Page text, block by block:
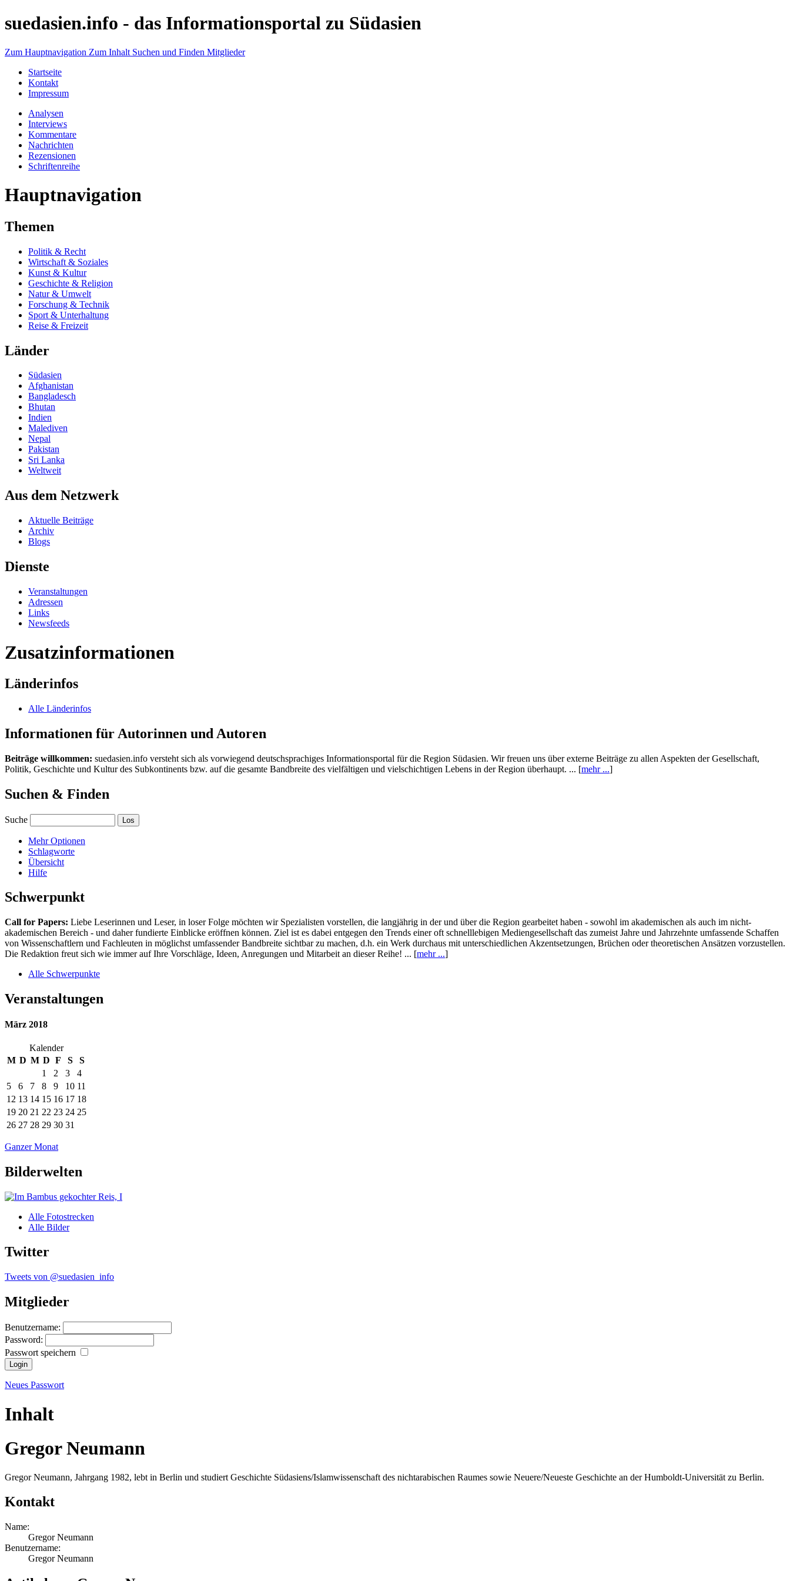
suedasien.info - das Informationsportal zu Südasien
Zum Hauptnavigation Zum Inhalt Suchen und Finden Mitglieder
Startseite
Kontakt
Impressum
Analysen
Interviews
Kommentare
Nachrichten
Rezensionen
Schriftenreihe
Hauptnavigation
Themen
Politik & Recht
Wirtschaft & Soziales
Kunst & Kultur
Geschichte & Religion
Natur & Umwelt
Forschung & Technik
Sport & Unterhaltung
Reise & Freizeit
Länder
Südasien
Afghanistan
Bangladesch
Bhutan
Indien
Malediven
Nepal
Pakistan
Sri Lanka
Weltweit
Aus dem Netzwerk
Aktuelle Beiträge
Archiv
Blogs
Dienste
Veranstaltungen
Adressen
Links
Newsfeeds
Zusatzinformationen
Länderinfos
Alle Länderinfos
Informationen für Autorinnen und Autoren
Beiträge willkommen: suedasien.info versteht sich als vorwiegend deutschsprachiges Informationsportal für die Region Südasien. Wir freuen uns über externe Beiträge zu allen Aspekten der Gesellschaft,
Politik, Geschichte und Kultur des Subkontinents bzw. auf die gesamte Bandbreite des vielfältigen und vielschichtigen Lebens in der Region überhaupt. ... [mehr ...]
Suchen & Finden
Suche
Mehr Optionen
Schlagworte
Übersicht
Hilfe
Schwerpunkt
Call for Papers: Liebe Leserinnen und Leser, in loser Folge möchten wir Spezialisten vorstellen, die langjährig in der und über die Region gearbeitet haben - sowohl im akademischen als auch im nicht-
akademischen Bereich - und daher fundierte Einblicke eröffnen können. Ziel ist es dabei entgegen den Trends einer oft schnelllebigen Mediengesellschaft das zumeist Jahre und Jahrzehnte umfassende Schaffen
von Wissenschaftlern und Fachleuten in möglichst umfassender Bandbreite sichtbar zu machen, d.h. ein Werk durchaus mit unterschiedlichen Akzentsetzungen, Brüchen oder theoretischen Ansätzen vorzustellen.
Die Redaktion freut sich wie immer auf Ihre Vorschläge, Ideen, Anregungen und Mitarbeit an dieser Reihe! ... [mehr ...]
Alle Schwerpunkte
Veranstaltungen
März 2018
Kalender
M D M D F S
S
1
2 3
4
5
6 7 8 9 10 11
12 13 14 15 16 17 18
19 20 21 22 23 24 25
26 27 28 29 30 31
Ganzer Monat
Bilderwelten
Alle Fotostrecken
Alle Bilder
Twitter
Tweets von @suedasien_info
Mitglieder
Benutzername:
Password:
Passwort speichern
Neues Passwort
Inhalt
Gregor Neumann
Gregor Neumann, Jahrgang 1982, lebt in Berlin und studiert Geschichte Südasiens/Islamwissenschaft des nichtarabischen Raumes sowie Neuere/Neueste Geschichte an der Humboldt-Universität zu Berlin.
Kontakt
Name:
Gregor Neumann
Benutzername:
Gregor Neumann